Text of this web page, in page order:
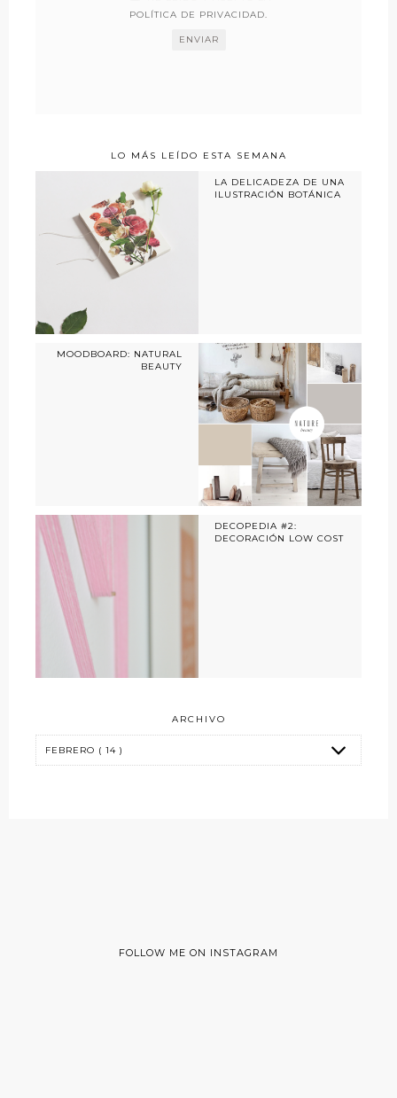
POLÍTICA DE PRIVACIDAD.
LO MÁS LEÍDO ESTA SEMANA
LA DELICADEZA DE UNA
ILUSTRACIÓN BOTÁNICA
MOODBOARD: NATURAL
BEAUTY
DECOPEDIA #2:
DECORACIÓN LOW COST
ARCHIVO
FOLLOW ME ON INSTAGRAM